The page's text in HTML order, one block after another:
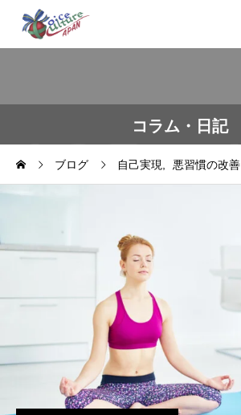
コラム・日記
ブログ 自己実現 悪習慣の改善